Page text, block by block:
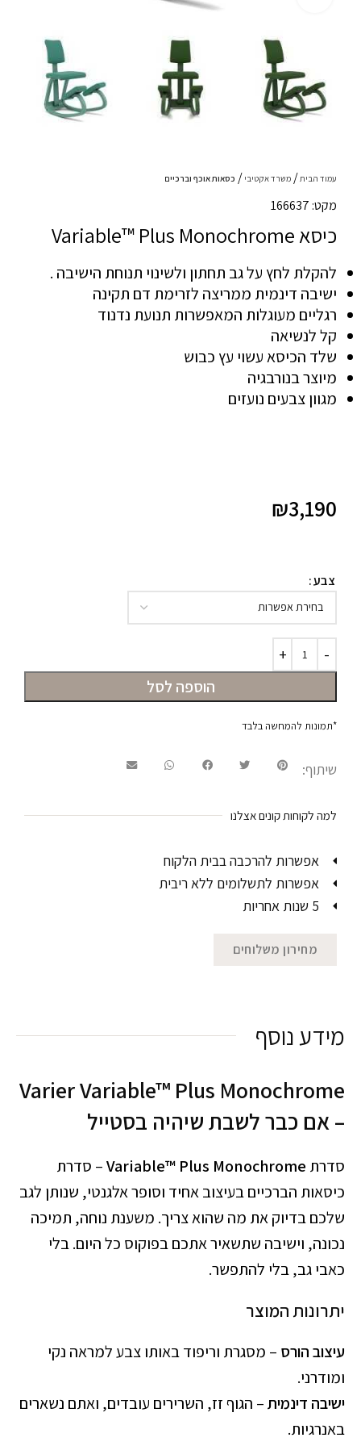
עמוד הבית משרד אקטיבי כסאות אוכף וברכיים
מקט: 166637
כיסא Variable™ Plus Monochrome
להקלת לחץ על גב תחתון ולשינוי תנוחת הישיבה .
ישיבה דינמית ממריצה לזרימת דם תקינה
רגליים מעוגלות המאפשרות תנועת נדנוד
קל לנשיאה
שלד הכיסא עשוי עץ כבוש
מיוצר בנורבגיה
מגוון צבעים נועזים
₪3,190
צבע
הוספה לסל
*תמונות להמחשה בלבד
שיתוף:
למה לקוחות קונים אצלנו
אפשרות להרכבה בבית הלקוח
אפשרות לתשלומים ללא ריבית
5 שנות אחריות
מחירון משלוחים
מידע נוסף
Varier Variable™ Plus Monochrome
– אם כבר לשבת שיהיה בסטייל
סדרת Variable™ Plus Monochrome– סדרת
כיסאות הברכיים בעיצוב אחיד וסופר אלגנטי, שנותן לגב
שלכם בדיוק את מה שהוא צריך. משענת נוחה, תמיכה
נכונה, וישיבה שתשאיר אתכם בפוקוס כל היום. בלי
כאבי גב, בלי להתפשר.
יתרונות המוצר
עיצוב הורס – מסגרת וריפוד באותו צבע למראה נקי
ומודרני.
ישיבה דינמית– הגוף זז, השרירים עובדים, ואתם נשארים
באנרגיות.